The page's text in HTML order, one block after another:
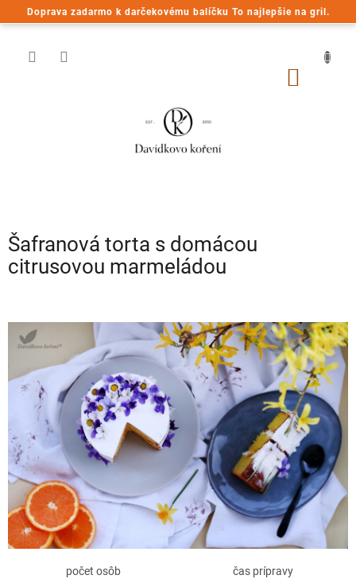
Doprava zadarmo k darčekovému balíčku To najlepšie na gril.
Prejsť
na
Šafranová torta s domácou
citrusovou marmeládou
počet osôb
čas prípravy